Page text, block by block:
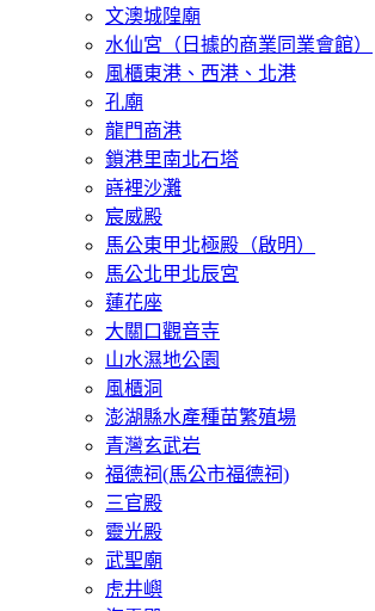
文澳城隍廟
水仙宮（日據的商業同業會館）
風櫃東港、西港、北港
孔廟
龍門商港
鎖港里南北石塔
嵵裡沙灘
宸威殿
馬公東甲北極殿（啟明）
馬公北甲北辰宮
蓮花座
大關口觀音寺
山水濕地公園
風櫃洞
澎湖縣水產種苗繁殖場
青灣玄武岩
福德祠(馬公市福德祠)
三官殿
靈光殿
武聖廟
虎井嶼